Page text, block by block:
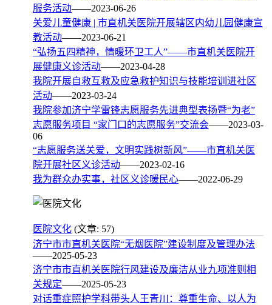
服务活动——2023-06-26
关爱儿童健康 | 市直机关医院开展辖区内幼儿园健康宣
教活动——2023-06-21
“弘扬五四精神，情暖环卫工人”——市直机关医院开
展健康义诊活动——2023-04-28
我院开展自救互救及应急救护知识与技能培训进社区
活动——2023-03-24
我院参加济宁学雷锋志愿服务先进典型表扬暨“为老”
志愿服务项目 “家门口的志愿服务”交流会——2023-03-
06
“志愿服务送关爱，文明实践树新风”——市直机关医
院开展社区义诊活动——2023-02-16
我为群众办实事，社区义诊暖民心——2022-06-29
医院文化 (文章: 57)
济宁市市直机关医院“无烟医院”建设制度及管理办法
——2025-05-23
济宁市市直机关医院行风建设及廉洁从业九项准则相
关规定——2025-05-23
对话重症照护学科带头人王青川：尊重生命、以人为